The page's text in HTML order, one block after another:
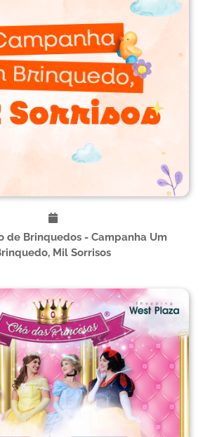
de Brinquedos - Campanha Um
Mil Sorrisos